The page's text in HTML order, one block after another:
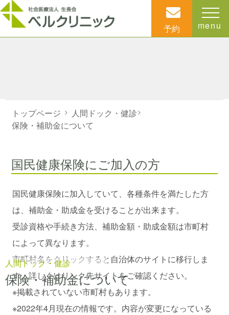
予約 menu
人間ドック・健診
保険・補助金について
トップページ > 人間ドック・健診>
保険・補助金について
国民健康保険にご加入の方
国民健康保険に加入していて、各種条件を満たした方
は、補助金・助成金を受けることが出来ます。
受診資格や手続き方法、補助金額・助成金額は市町村
によって異なります。
市町村名をクリックすると自治体のサイトに移行しま
す。詳しくはリンク先サイトをご確認ください。
※掲載されていない市町村もあります。
※2022年4⽉現在の情報です。内容が変更になっている